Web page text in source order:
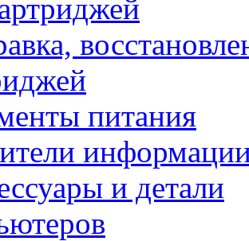
питания
и детали